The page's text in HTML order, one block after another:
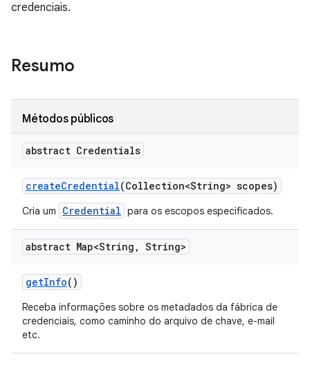
credenciais.
Resumo
Métodos públicos
abstract Credentials
createCredential(Collection<String> scopes)
Cria um Credential para os escopos especificados.
abstract Map<String , String>
getInfo()
Receba informações sobre os metadados da fábrica de
credenciais, como caminho do arquivo de chave, e-mail
etc.